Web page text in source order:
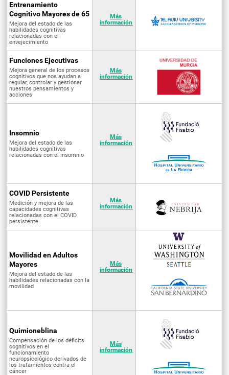
Entrenamiento
Cognitivo Mayores de 65
Mejora del estado de las
habilidades cognitivas
relacionadas con el
envejecimiento
Más
información
Funciones Ejecutivas
Mejora general de los procesos
cognitivos que nos ayudan a
regular, controlar y gestionar
nuestros pensamientos y
acciones
Más
información
Insomnio
Mejora del estado de las
habilidades cognitivas
relacionadas con el insomnio
Más
información
COVID Persistente
Medición y mejora de las
capacidades cognitivas
relacionadas con el COVID
persistente.
Más
información
Movilidad en Adultos
Mayores
Mejora del estado de las
habilidades relacionadas con la
movilidad
Más
información
Quimioneblina
Compensación de los déficits
cognitivos en el
funcionamiento
neuropsicológico derivados de
los tratamientos contra el
cáncer
Más
información